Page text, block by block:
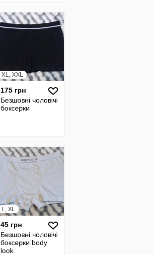
XL, XXL
175 грн
Безшовні чоловічі
боксерки
L, XL
45 грн
Безшовні чоловічі
боксерки body
look